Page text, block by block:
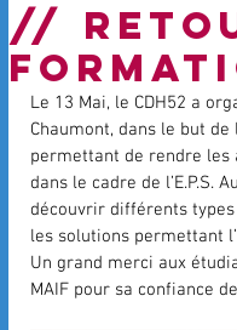
//
Le 13 Mai, le CDH52 a
Chaumont, dans le but
permettant de rendre les
dans le cadre de l’E.P.S.
découvrir différents
les solutions permettant
Un grand merci aux
MAIF pour sa confiance